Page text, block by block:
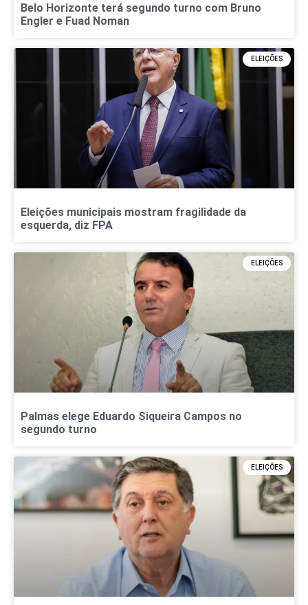
Belo Horizonte terá segundo turno com Bruno
Engler e Fuad Noman
ELEIÇÕES
Eleições municipais mostram fragilidade da
esquerda, diz FPA
ELEIÇÕES
Palmas elege Eduardo Siqueira Campos no
segundo turno
ELEIÇÕES